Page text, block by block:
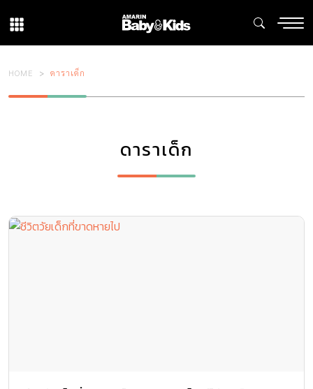
HOME ดาราเด็ก
ดาราเด็ก